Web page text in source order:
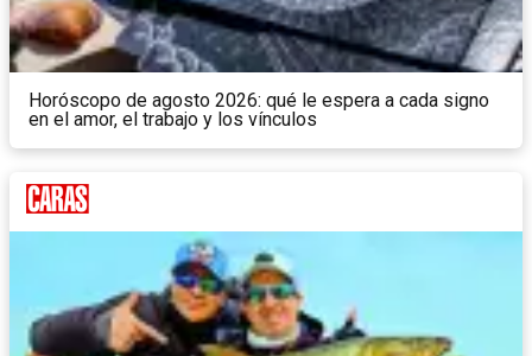
Horóscopo de agosto 2026: qué le espera a cada signo
en el amor, el trabajo y los vínculos